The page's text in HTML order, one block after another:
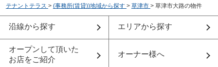
テナントテラス > (事務所(賃貸))地域から探す > 草津市 > 草津市大路の物件
沿線から探す エリアから探す
オープンして頂いた
お店をご紹介
オーナー様へ